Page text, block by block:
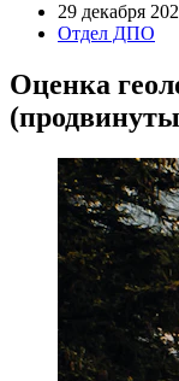
29 декабря
Отдел ДПО
Оценка